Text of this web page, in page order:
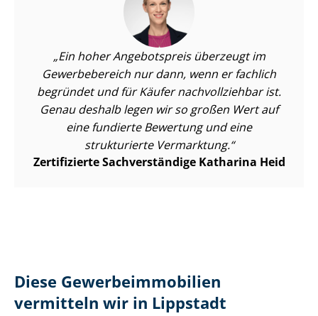
Ein hoher Angebotspreis überzeugt im
Gewerbebereich nur dann, wenn er fachlich
begründet und für Käufer nachvollziehbar ist.
Genau deshalb legen wir so großen Wert auf
eine fundierte Bewertung und eine
strukturierte Vermarktung.
Zertifizierte Sachverständige Katharina Heid
Diese Ge­wer­be­im­mo­bi­li­en
vermitteln wir in Lippstadt